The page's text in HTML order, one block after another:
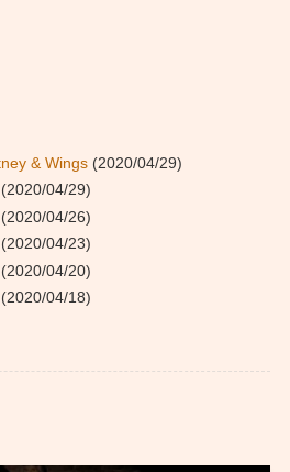
& Wings(2020/04/29)
04/29)
04/26)
(2020/04/23)
(2020/04/20)
04/18)